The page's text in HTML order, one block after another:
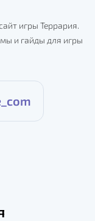
игры Террария.
и гайды для игры